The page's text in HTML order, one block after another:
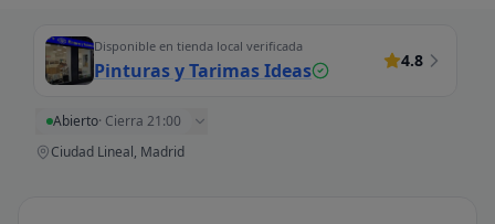
Disponible en tienda local verificada
Pinturas y Tarimas Ideas 4.8
Abierto· Cierra 21:00
Ciudad Lineal, Madrid